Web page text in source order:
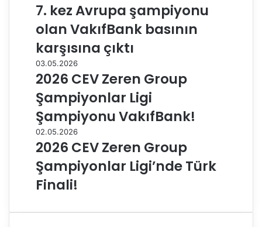
7. kez Avrupa şampiyonu
olan VakıfBank basının
karşısına çıktı
03.05.2026
2026 CEV Zeren Group
Şampiyonlar Ligi
Şampiyonu VakıfBank!
02.05.2026
2026 CEV Zeren Group
Şampiyonlar Ligi’nde Türk
Finali!